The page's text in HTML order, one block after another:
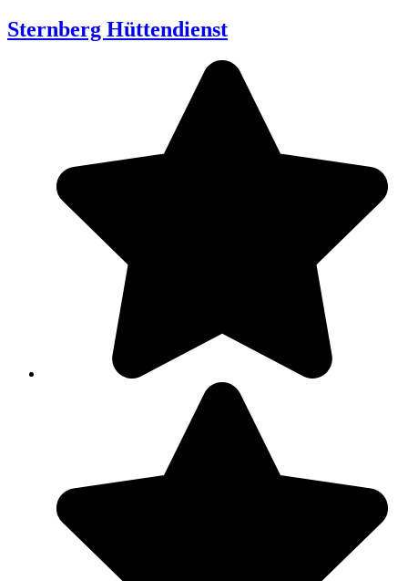
Sternberg Hüttendienst